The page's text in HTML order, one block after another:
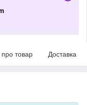
про товар Доставка